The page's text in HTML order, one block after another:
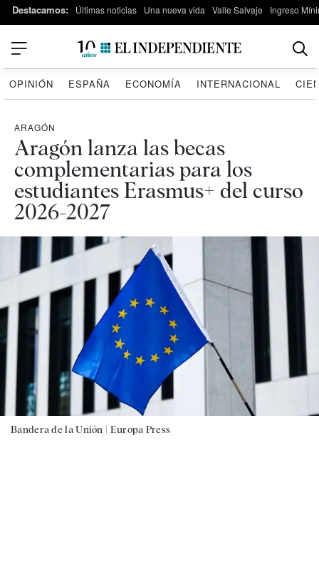
Destacamos: Últimas noticias Una nueva vida Valle Salvaje Ingreso
OPINIÓN ESPAÑA ECONOMÍA INTERNACIONAL
ARAGÓN
Aragón lanza las becas
complementarias para los
estudiantes Erasmus+ del curso
2026-2027
Bandera de la Unión | Europa Press